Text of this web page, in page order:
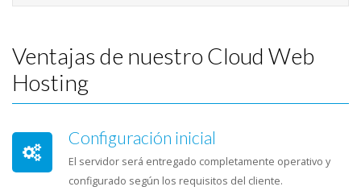
Ventajas de nuestro Cloud Web
Hosting
Configuración inicial
El servidor será entregado completamente operativo y
configurado según los requisitos del cliente.